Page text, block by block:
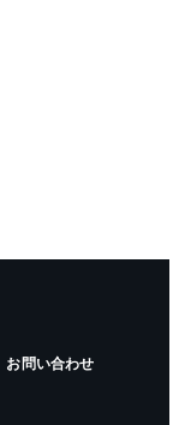
お問い合わせ